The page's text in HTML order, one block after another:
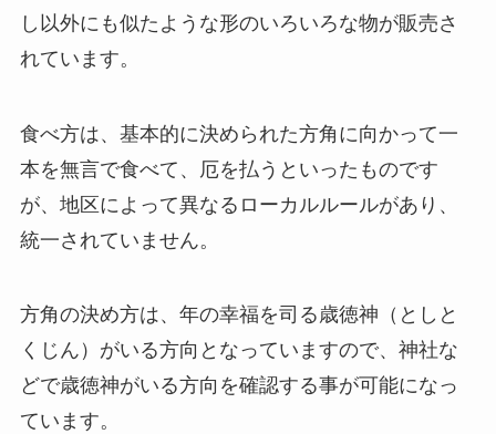
し以外にも似たような形のいろいろな物が販売さ
れています。
食べ方は、基本的に決められた方角に向かって一
本を無言で食べて、厄を払うといったものです
が、地区によって異なるローカルルールがあり、
統一されていません。
方角の決め方は、年の幸福を司る歳徳神（としと
くじん）がいる方向 となっていますので、神社な
どで歳徳神がいる方向を確認する事が可能になっ
ています。